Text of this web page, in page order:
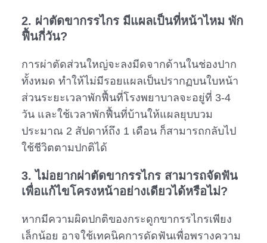
2. ผ่าตัดขากรรไกร มีแผลเป็นที่หน้าไหม พัก
ฟื้นกี่วัน?
การผ่าตัดส่วนใหญ่จะลงมีดจากด้านในช่องปาก
ทั้งหมด ทำให้ไม่มีรอยแผลเป็นปรากฏบนใบหน้า
ส่วนระยะเวลาพักฟื้นที่โรงพยาบาลจะอยู่ที่ 3-4
วัน และใช้เวลาพักฟื้นที่บ้านให้แผลยุบบวม
ประมาณ 2 สัปดาห์ถึง 1 เดือน ก็สามารถกลับไป
ใช้ชีวิตตามปกติได้
3. ไม่อยากผ่าตัดขากรรไกร สามารถจัดฟัน
เพื่อแก้ไขโครงหน้าอย่างเดียวได้หรือไม่?
หากมีความผิดปกติของกระดูกขากรรไกรเพียง
เล็กน้อย อาจใช้เทคนิคการดัดฟันเพื่อพรางความ